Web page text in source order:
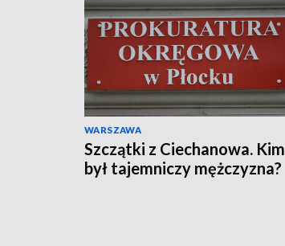
WARSZAWA
Szczątki z Ciechanowa. Kim
był tajemniczy mężczyzna?